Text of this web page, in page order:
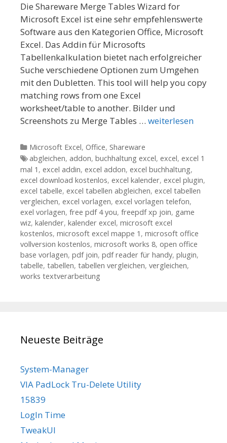
Die Shareware Merge Tables Wizard for
Microsoft Excel ist eine sehr empfehlenswerte
Software aus den Kategorien Office, Microsoft
Excel. Das Addin für Microsofts
Tabellenkalkulation bietet nach erfolgreicher
Suche verschiedene Optionen zum Umgehen
mit den Dubletten. This tool will help you copy
matching rows from one Excel
worksheet/table to another. Bilder und
Screenshots zu Merge Tables … weiterlesen
Kategorien
Microsoft Excel, Office, Shareware
Tags
abgleichen, addon, buchhaltung excel, excel, excel 1
mal 1 , excel addin, excel addon, excel buchhaltung,
excel download kostenlos, excel kalender, excel plugin,
excel tabelle, excel tabellen abgleichen, excel tabellen
vergleichen, excel vorlagen, excel vorlagen telefon,
exel vorlagen, free pdf 4 you, freepdf xp join, game
wiz, kalender, kalender excel, microsoft excel
kostenlos, microsoft excel mappe 1 , microsoft office
vollversion kostenlos, microsoft works 8, open office
base vorlagen, pdf join, pdf reader für handy, plugin,
tabelle, tabellen, tabellen vergleichen, vergleichen,
works textverarbeitung
Neueste Beiträge
System-Manager
VIA PadLock Tru-Delete Utility
15839
LogIn Time
TweakUI